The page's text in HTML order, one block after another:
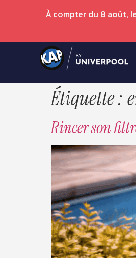
À compter du 8 août,
Étiquette :
Rincer son